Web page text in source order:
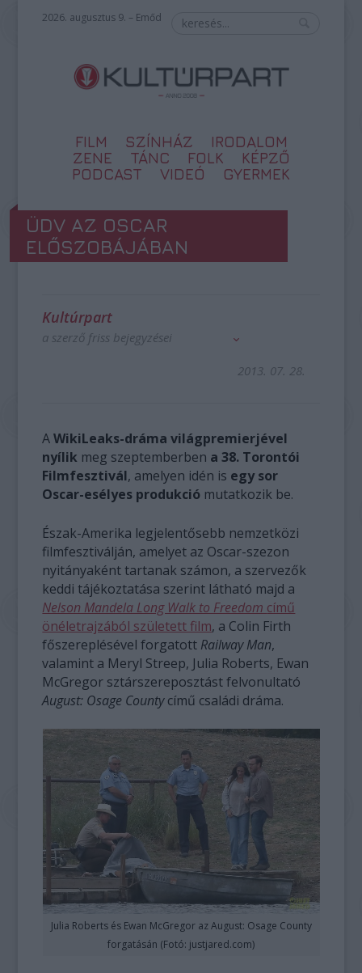
2026. augusztus 9. – Emőd
FILM SZÍNHÁZ
IRODALOM
ZENE
TÁNC FOLK
KÉPZŐ
PODCAST
VIDEÓ GYERMEK
ÜDV AZ OSCAR
ELŐSZOBÁJÁBAN
Kultúrpart
a szerző friss bejegyzései
2013. 07. 28.
AWikiLeaks-dráma világpremierjével
nyílik meg szeptemberben a 38. Torontói
Filmfesztivál, amelyen idén is egy sor
Oscar-esélyes produkció mutatkozik be.
Észak-Amerika legjelentősebb nemzetközi
filmfesztiválján, amelyet az Oscar-szezon
nyitányaként tartanak számon, a szervezők
keddi tájékoztatása szerint látható majd a
Nelson Mandela Long Walk to Freedom című
önéletrajzából született film, a Colin Firth
főszereplésével forgatott Railway Man,
valamint a Meryl Streep, Julia Roberts, Ewan
McGregor sztárszereposztást felvonultató
August: Osage Countycímű családi dráma.
Julia Roberts és Ewan McGregor az August: Osage County
forgatásán (Fotó: justjared.com)